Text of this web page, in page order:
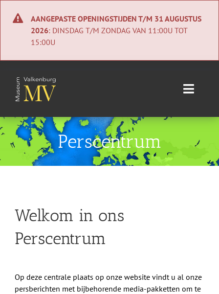
naar
AANGEPASTE OPENINGSTIJDEN T/M 31 AUGUSTUS
2026: DINSDAG T/M ZONDAG VAN 11:00U TOT
15:00U
Toggle
Home
Nieuws
Shop
BEZOEK
Perscentrum
Welkom in ons
Perscentrum
Op deze centrale plaats op onze website vindt u al onze
persberichten met bijbehorende media-pakketten om te